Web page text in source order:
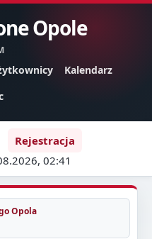
Opole
Kalendarz
Rejestracja
02:41
Opola